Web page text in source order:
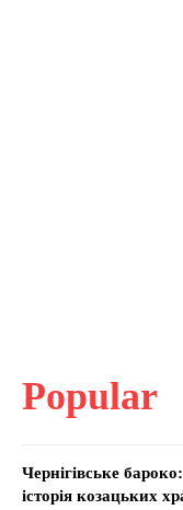
Popular
Чернігівське
історія козацьких